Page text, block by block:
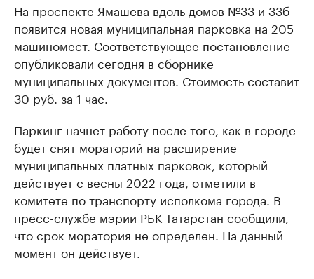
На проспекте Ямашева вдоль домов №33 и 33б
появится новая муниципальная парковка на 205
машиномест. Соответствующее постановление
опубликовали сегодня в сборнике
муниципальных документов. Стоимость составит
30 руб. за 1 час.
Паркинг начнет работу после того, как в городе
будет снят мораторий на расширение
муниципальных платных парковок, который
действует с весны 2022 года, отметили в
комитете по транспорту исполкома города. В
пресс-службе мэрии РБК Татарстан сообщили,
что срок моратория не определен. На данный
момент он действует.